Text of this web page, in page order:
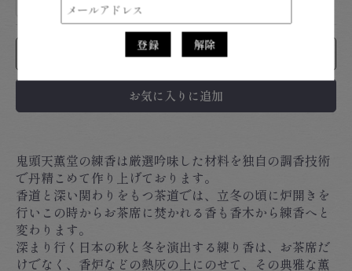
カートに入れる
お気に入りに追加
鬼頭天薫堂の練香は厳選吟味した材料を独自の調香技術
で丹精こめて作り上げております。
香道と深い関わりをもつ茶道では、立冬の頃に炉開きを
行いこの時からお茶席に焚かれる香も香木から練香へと
変わります。
深まり行く日本の秋と冬を演出する練り香は、お茶席だ
けでなく、香炉などの熱灰の上にのせて、その典雅な薫
登録 解除